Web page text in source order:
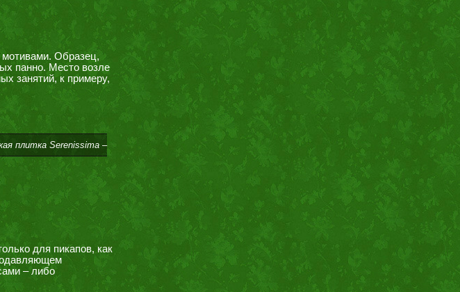
мотивами. Образец,
панно. Место возле
занятий, к примеру,
плитка Serenissima –
для пикапов, как
– либо